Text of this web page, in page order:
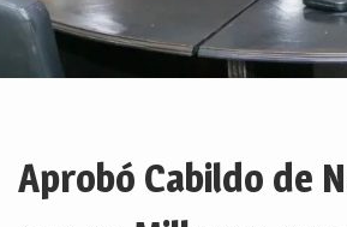
Aprobó Cabildo de